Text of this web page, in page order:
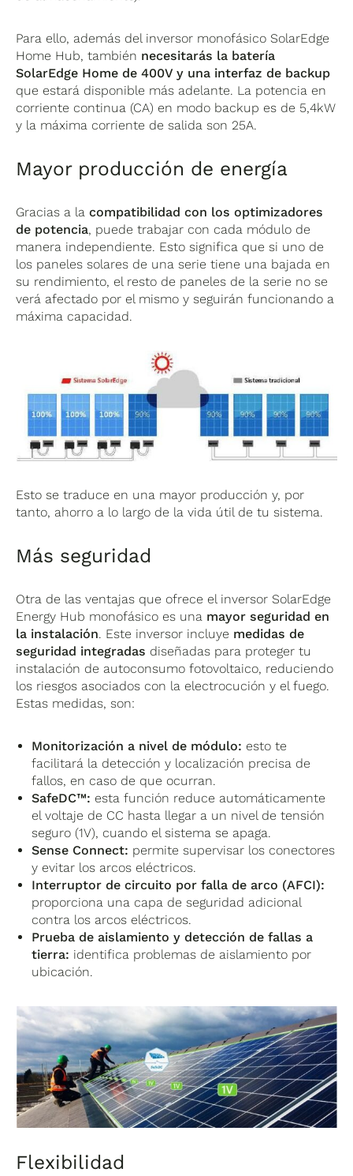
Para ello, además del inversor monofásico SolarEdge
Home Hub, también necesitarás la batería
SolarEdge Home de 400V y una interfaz de backup
que estará disponible más adelante. La potencia en
corriente continua (CA) en modo backup es de 5,4kW
y la máxima corriente de salida son 25A.
Mayor producción de energía
Gracias a lacompatibilidad con los optimizadores
de potencia, puede trabajar con cada módulo de
manera independiente. Esto significa que si uno de
los paneles solares de una serie tiene una bajada en
su rendimiento, el resto de paneles de la serie no se
verá afectado por el mismo y seguirán funcionando a
máxima capacidad.
Esto se traduce en una mayor producción y, por
tanto, ahorro a lo largo de la vida útil de tu sistema.
Más seguridad
Otra de las ventajas que ofrece el inversor SolarEdge
Energy Hub monofásico es una mayor seguridad en
la instalación. Este inversor incluye medidas de
seguridad integradas diseñadas para proteger tu
instalación de autoconsumo fotovoltaico, reduciendo
los riesgos asociados con la electrocución y el fuego.
Estas medidas, son:
Monitorización a nivel de módulo: esto te
facilitará la detección y localización precisa de
fallos, en caso de que ocurran.
SafeDC™: esta función reduce automáticamente
el voltaje de CC hasta llegar a un nivel de tensión
seguro (1V), cuando el sistema se apaga.
Sense Connect: permite supervisar los conectores
y evitar los arcos eléctricos.
Interruptor de circuito por falla de arco (AFCI):
proporciona una capa de seguridad adicional
contra los arcos eléctricos.
Prueba de aislamiento y detección de fallas a
tierra: identifica problemas de aislamiento por
ubicación.
Flexibilidad